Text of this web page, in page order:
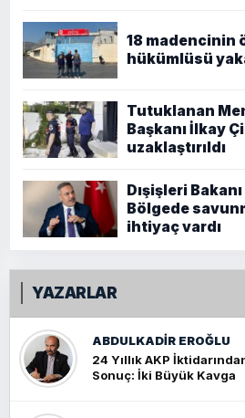
18 madencinin
hükümlüsü
Tutuklanan
Başkanı İlkay
uzaklaştırıldı
Dışişleri
Bölgede
ihtiyaç vardı
YAZARLAR
ABDULKADIR EROĞLU
24 Yıllık AKP
Sonuç: İki Büyük Kavga